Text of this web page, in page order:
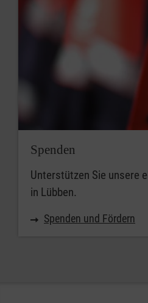
Spenden
Unterstützen Sie unsere
in Lübben.
Spenden und Fördern